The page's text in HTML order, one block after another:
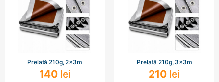
Prelată 210g, 2x3m
140 lei
Prelată 210g, 3x3m
210 lei